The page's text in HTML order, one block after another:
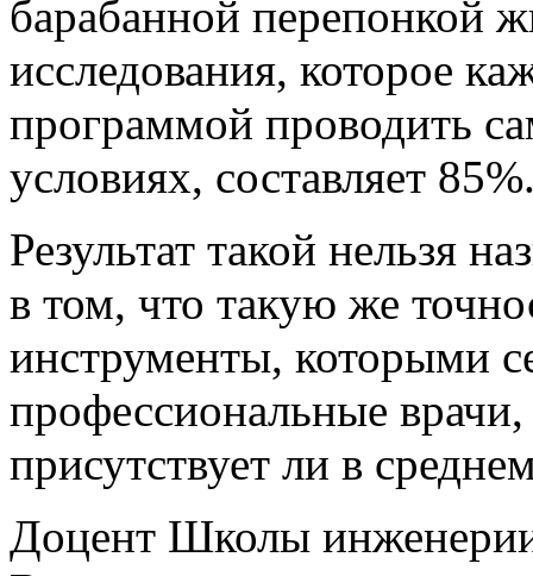
барабанной перепонкой
исследования, которое
программой проводить
условиях, составляет
Результат такой нельзя
в том, что такую же
инструменты, которыми
профессиональные
присутствует ли в
Доцент Школы